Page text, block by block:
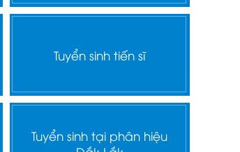
Tuyển sinh tiến sĩ
Tuyển sinh tại phân hiệu